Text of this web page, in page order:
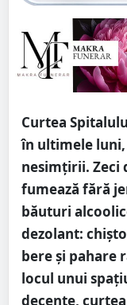
Curtea
în ultimele
nesimțirii. Zeci
fumează fără
băuturi
dezolant:
bere și pahare
locul unui
decente,